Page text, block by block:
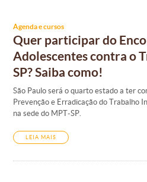
Agenda e cursos
Quer participar do
Adolescentes contra o
SP? Saiba como!
São Paulo será o quarto estado a ter
Prevenção e Erradicação do Trabalho
na sede do MPT-SP.
LEIA MAIS